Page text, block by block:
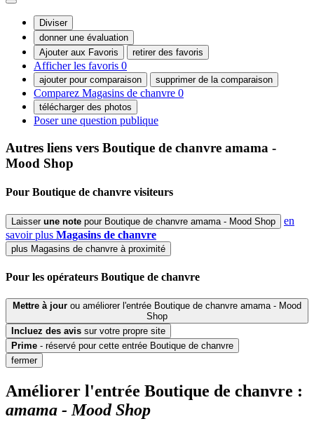
Diviser
donner une évaluation
Ajouter aux Favoris
retirer des favoris
Afficher les favoris 0
ajouter pour comparaison supprimer de la comparaison
Comparez Magasins de chanvre 0
télécharger des photos
Poser une question publique
Autres liens vers Boutique de chanvre amama -
Mood Shop
Pour Boutique de chanvre visiteurs
Laisser une note pour Boutique de chanvre amama - Mood Shop
en
savoir plus Magasins de chanvre
plus Magasins de chanvre à proximité
Pour les opérateurs Boutique de chanvre
Mettre à jour ou améliorer l'entrée Boutique de chanvre amama - Mood
Shop
Incluez des avis sur votre propre site
Prime - réservé pour cette entrée Boutique de chanvre
fermer
Améliorer l'entrée Boutique de chanvre :
amama - Mood Shop